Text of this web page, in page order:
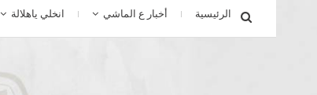
الرئيسية أخبار ع الماشي انخلي ياهلالة